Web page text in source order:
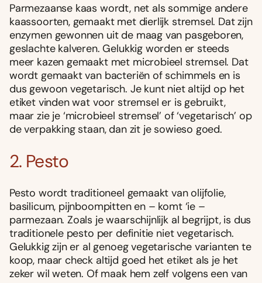
Parmezaanse kaas wordt, net als sommige andere
kaassoorten, gemaakt met dierlijk stremsel. Dat zijn
enzymen gewonnen uit de maag van pasgeboren,
geslachte kalveren. Gelukkig worden er steeds
meer kazen gemaakt met microbieel stremsel. Dat
wordt gemaakt van bacteriën of schimmels en is
dus gewoon vegetarisch. Je kunt niet altijd op het
etiket vinden wat voor stremsel er is gebruikt,
maar zie je ‘microbieel stremsel’ of ‘vegetarisch’ op
de verpakking staan, dan zit je sowieso goed.
2. Pesto
Pesto wordt traditioneel gemaakt van olijfolie,
basilicum, pijnboompitten en – komt ‘ie –
parmezaan. Zoals je waarschijnlijk al begrijpt, is dus
traditionele pesto per definitie niet vegetarisch.
Gelukkig zijn er al genoeg vegetarische varianten te
koop, maar check altijd goed het etiket als je het
zeker wil weten. Of maak hem zelf volgens een van